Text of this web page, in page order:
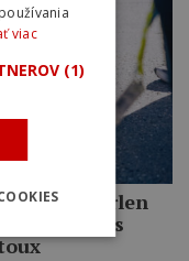
Marlen
s
viac
(1)